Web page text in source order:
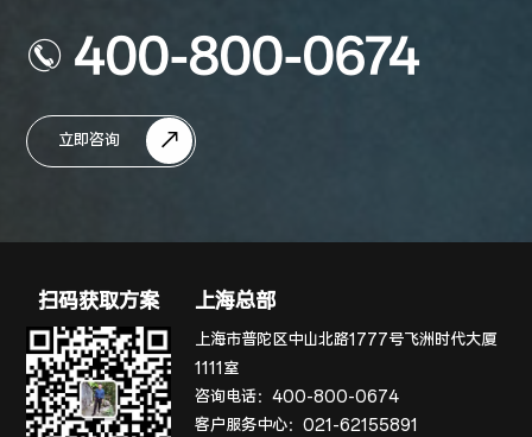
400-800-0674
立即咨询
扫码获取方案 上海总部
上海市普陀区中山北路1777号飞洲时代大厦
1111室
咨询电话：400-800-0674
客户服务中心：021-62155891